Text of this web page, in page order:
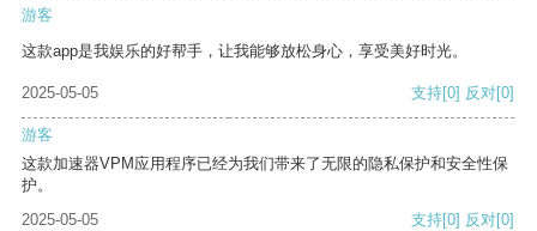
游客
这款app是我娱乐的好帮手，让我能够放松身心，享受美好时光。
2025-05-05 支持[0] 反对[0]
游客
这款加速器VPM应用程序已经为我们带来了无限的隐私保护和安全性保
护。
2025-05-05
支持[0] 反对[0]